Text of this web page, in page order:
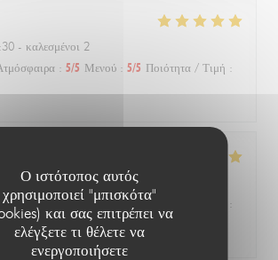
Ο ιστότοπος αυτός
χρησιμοποιεί "μπισκότα"
και σας επιτρέπει να
ελέγξετε τι θέλετε να
ενεργοποιήσετε
- καλεσμένοι 2
: 5/5 Μενού : 5/5 Ποιότητα / Τιμή :
- καλεσμένοι 4
Ατμόσφαιρα: 5/5 Μενού: 5/5 Ποιότητα / Τιμή
: